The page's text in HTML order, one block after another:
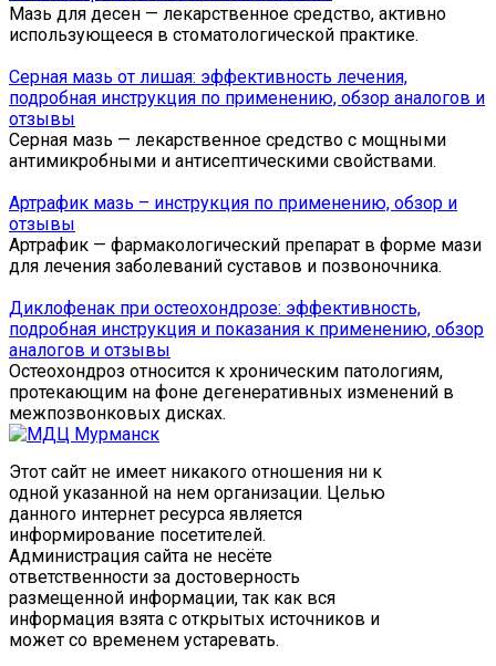
Мазь для десен — лекарственное средство, активно
использующееся в стоматологической практике.
Серная мазь от лишая: эффективность лечения,
подробная инструкция по применению, обзор аналогов и
отзывы
Серная мазь — лекарственное средство с мощными
антимикробными и антисептическими свойствами.
Артрафик мазь – инструкция по применению, обзор и
отзывы
Артрафик — фармакологический препарат в форме мази
для лечения заболеваний суставов и позвоночника.
Диклофенак при остеохондрозе: эффективность,
подробная инструкция и показания к применению, обзор
аналогов и отзывы
Остеохондроз относится к хроническим патологиям,
протекающим на фоне дегенеративных изменений в
межпозвонковых дисках.
Этот сайт не имеет никакого отношения ни к
одной указанной на нем организации. Целью
данного интернет ресурса является
информирование посетителей.
Администрация сайта не несёте
ответственности за достоверность
размещенной информации, так как вся
информация взята с открытых источников и
может со временем устаревать.